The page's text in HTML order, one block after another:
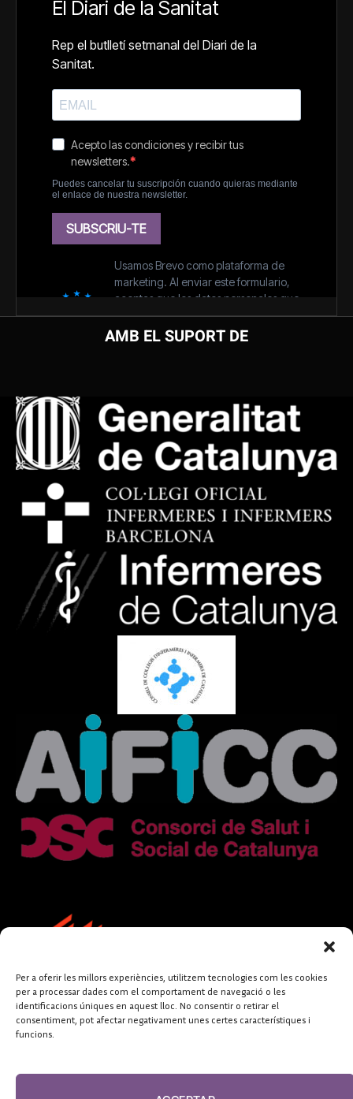
Per a oferir les millors experiències, utilitzem tecnologies com les cookies
per a processar dades com el comportament de navegació o les
identificacions úniques en aquest lloc. No consentir o retirar el
consentiment, pot afectar negativament unes certes característiques i
funcions.
AMB EL SUPORT DE
FUNDACIÓ